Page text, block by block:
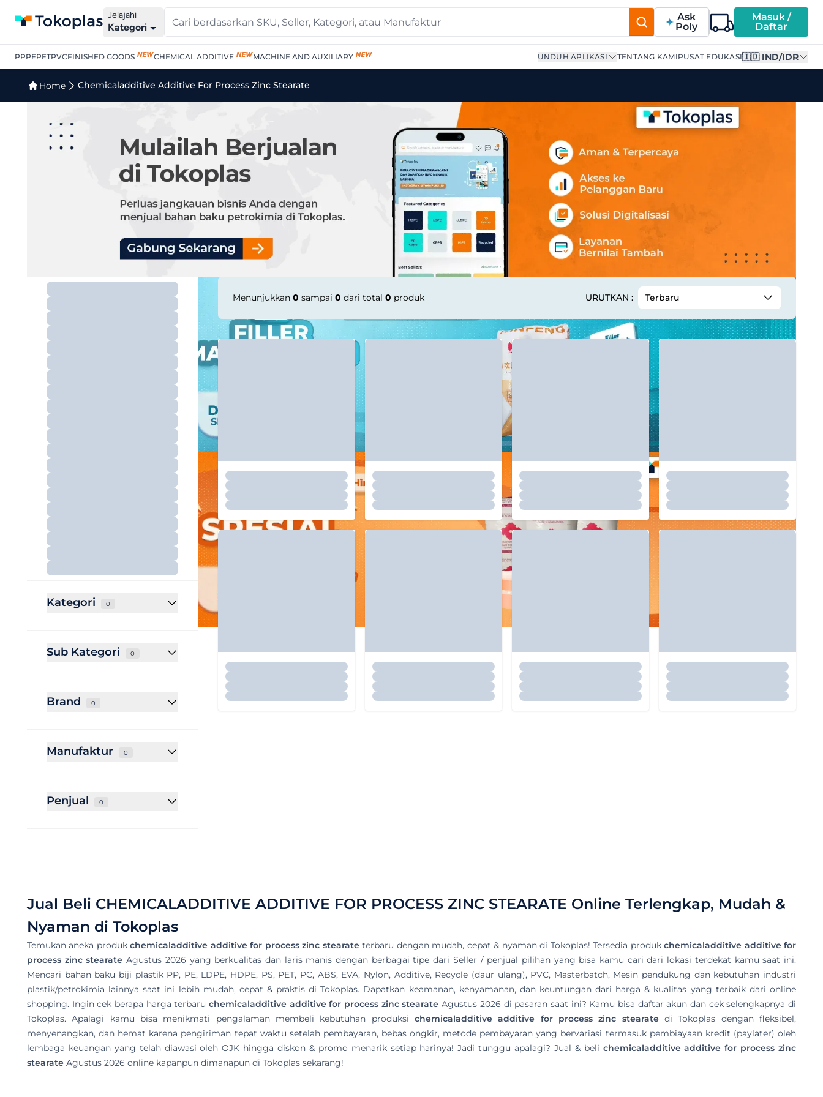
Jelajahi
Kategori
Ask
Poly
Masuk /
Daftar
PPPEPETPVCFINISHED GOODS CHEMICAL ADDITIVE MACHINE AND AUXILIARY UNDUH APLIKASI TENTANG KAMIPUSAT EDUKASI🇮🇩 IND/IDR
Home Chemicaladditive Additive For Process Zinc Stearate
Jual Chemicaladditive Additive For Process Zinc Stearate | Supplier
Kategori 0
Sub Kategori 0
Brand 0
Manufaktur 0
Penjual 0
Menunjukkan 0 sampai 0 dari total 0 produk URUTKAN : Terbaru
Jual Beli CHEMICALADDITIVE ADDITIVE FOR PROCESS ZINC STEARATE Online Terlengkap, Mudah &
Nyaman di Tokoplas
Temukan aneka produkchemicaladditive additive for process zinc stearateterbaru dengan mudah, cepat & nyaman di Tokoplas! Tersedia produkchemicaladditive additive for
process zinc stearate Agustus 2026 yang berkualitas dan laris manis dengan berbagai tipe dari Seller / penjual pilihan yang bisa kamu cari dari lokasi terdekat kamu saat ini.
Mencari bahan baku biji plastik PP, PE, LDPE, HDPE, PS, PET, PC, ABS, EVA, Nylon, Additive, Recycle (daur ulang), PVC, Masterbatch, Mesin pendukung dan kebutuhan industri
plastik/petrokimia lainnya saat ini lebih mudah, cepat & praktis di Tokoplas. Dapatkan keamanan, kenyamanan, dan keuntungan dari harga & kualitas yang terbaik dari online
shopping. Ingin cek berapa harga terbaruchemicaladditive additive for process zinc stearate Agustus 2026 di pasaran saat ini? Kamu bisa daftar akun dan cek selengkapnya di
Tokoplas. Apalagi kamu bisa menikmati pengalaman membeli kebutuhan produksi chemicaladditive additive for process zinc stearatedi Tokoplas dengan fleksibel,
menyenangkan, dan hemat karena pengiriman tepat waktu setelah pembayaran, bebas ongkir, metode pembayaran yang bervariasi termasuk pembiayaan kredit (paylater) oleh
lembaga keuangan yang telah diawasi oleh OJK hingga diskon & promo menarik setiap harinya! Jadi tunggu apalagi? Jual & beli chemicaladditive additive for process zinc
stearate Agustus 2026 online kapanpun dimanapun di Tokoplas sekarang!